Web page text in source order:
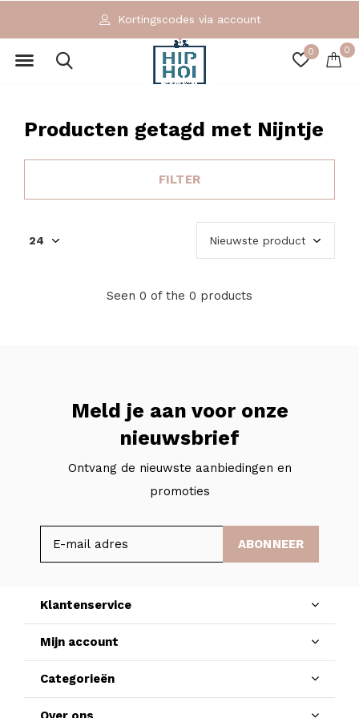
0 0
Kortingscodes via account
Producten getagd met Nijntje
FILTER
Seen 0 of the 0 products
Meld je aan voor onze
nieuwsbrief
Ontvang de nieuwste aanbiedingen en
promoties
ABONNEER
Klantenservice
Mijn account
Categorieën